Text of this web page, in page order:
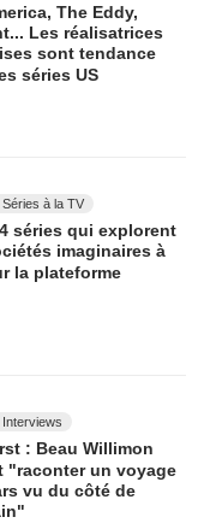
The Eddy,
Les réalisatrices
sont tendance
séries US
à la TV
séries qui explorent
imaginaires à
la plateforme
: Beau Willimon
"raconter un voyage
vu du côté de